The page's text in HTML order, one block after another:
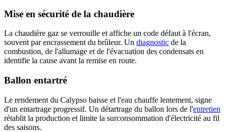
Mise en sécurité de la chaudière
La chaudière gaz se verrouille et affiche un code défaut à l'écran,
souvent par encrassement du brûleur. Un diagnostic de la
combustion, de l'allumage et de l'évacuation des condensats en
identifie la cause avant la remise en route.
Ballon entartré
Le rendement du Calypso baisse et l'eau chauffe lentement, signe
d'un entartrage progressif. Un détartrage du ballon lors de l'entretien
rétablit la production et limite la surconsommation d'électricité au fil
des saisons.